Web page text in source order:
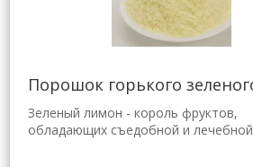
Зеленый лимон - король фруктов,
обладающих съедобной и лечебной